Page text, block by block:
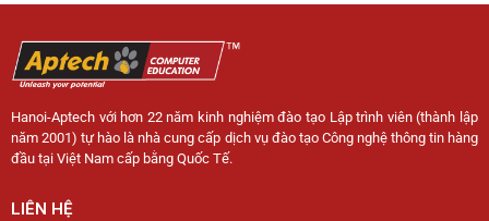
Hanoi-Aptech với hơn 22 năm kinh nghiệm đào tạo Lập trình viên (thành lập
năm 2001) tự hào là nhà cung cấp dịch vụ đào tạo Công nghệ thông tin hàng
đầu tại Việt Nam cấp bằng Quốc Tế.
LIÊN HỆ